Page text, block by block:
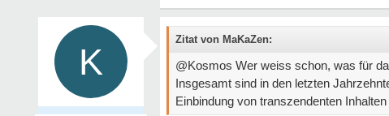
K
Zitat von MaKaZen:
@Kosmos Wer weiss schon, was für
Insgesamt sind in den letzten
Einbindung von transzendenten